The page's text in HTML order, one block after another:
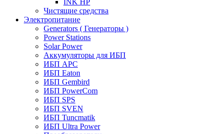
INK HP
Чистящие средства
Электропитание
Generators ( Генераторы )
Power Stations
Solar Power
Аккумуляторы для ИБП
ИБП APC
ИБП Eaton
ИБП Gembird
ИБП PowerCom
ИБП SPS
ИБП SVEN
ИБП Tuncmatik
ИБП Ultra Power